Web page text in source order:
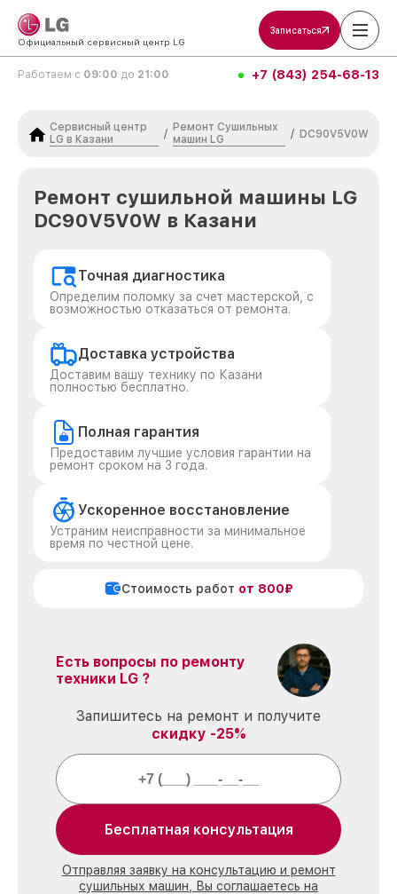
Официальный сервисный центр LG
Записаться
Работаем с 09:00 до 21:00 +7 (843) 254-68-13
Сервисный центр
LG в Казани
/
Ремонт Сушильных
машин LG
/ DC90V5V0W
Ремонт сушильной машины LG
DC90V5V0W в Казани
Точная диагностика
Определим поломку за счет мастерской, с
возможностью отказаться от ремонта.
Доставка устройства
Доставим вашу технику по Казани
полностью бесплатно.
Полная гарантия
Предоставим лучшие условия гарантии на
ремонт сроком на 3 года.
Ускоренное восстановление
Устраним неисправности за минимальное
время по честной цене.
Стоимость работ от 800₽
Есть вопросы по ремонту
техники LG ?
Запишитесь на ремонт и получите
скидку -25%
Бесплатная консультация
Отправляя заявку на консультацию и ремонт
сушильных машин, Вы соглашаетесь на